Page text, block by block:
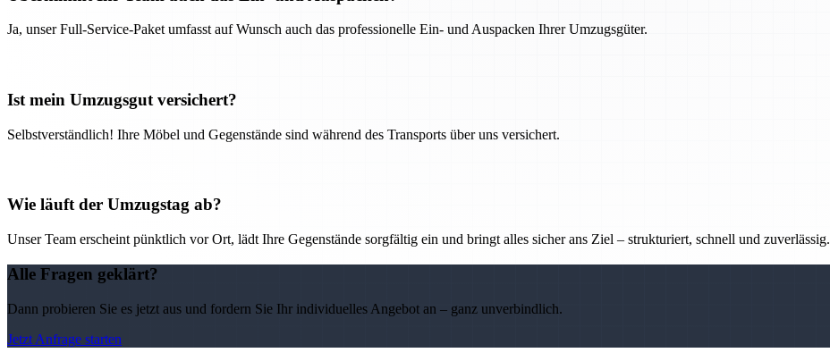
Ja, unser Full-Service-Paket umfasst auf Wunsch auch das professionelle Ein- und Auspacken Ihrer Umzugsgüter.
Ist mein Umzugsgut versichert?
Selbstverständlich! Ihre Möbel und Gegenstände sind während des Transports über uns versichert.
Wie läuft der Umzugstag ab?
Unser Team erscheint pünktlich vor Ort, lädt Ihre Gegenstände sorgfältig ein und bringt alles sicher ans Ziel – strukturiert, schnell und zuverlässig.
Alle Fragen geklärt?
Dann probieren Sie es jetzt aus und fordern Sie Ihr individuelles Angebot an – ganz unverbindlich.
Jetzt Anfrage starten